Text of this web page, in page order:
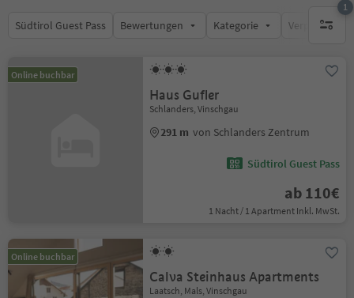
Südtirol Guest Pass Bewertungen Kategorie
1
1
Online buchbar
Haus Gufler
Schlanders, Vinschgau
291 m von Schlanders Zentrum
Südtirol Guest Pass
ab 110€
1 Nacht / 1 Apartment Inkl. MwSt.
Online buchbar
Calva Steinhaus Apartments
Laatsch, Mals, Vinschgau